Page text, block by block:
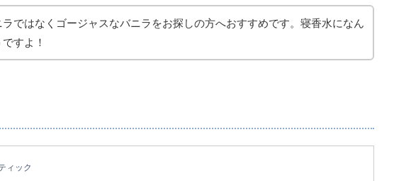
ではなくゴージャスなバニラをお探しの方へおすすめです。寝香水になん
すよ！
ィック